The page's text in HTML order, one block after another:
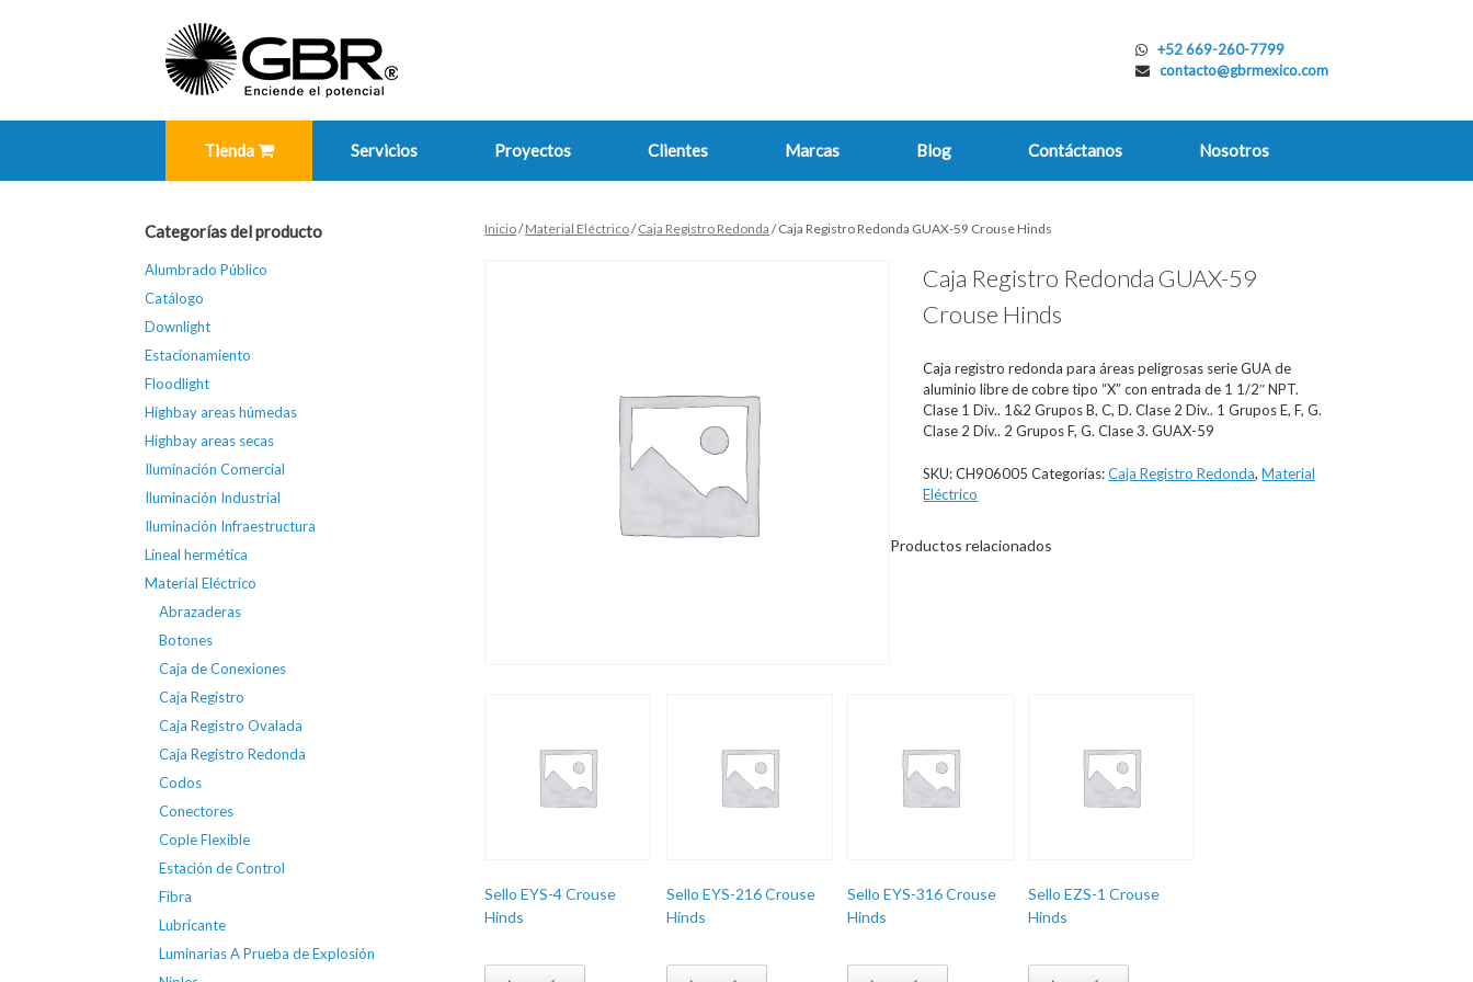
+52 669-260-7799
contacto@gbrmexico.com
Tienda Servicios Proyectos Clientes Marcas Blog Contáctanos Nosotros
Inicio/Material Eléctrico/Caja Registro Redonda / Caja Registro Redonda GUAX-59 Crouse Hinds
Caja Registro Redonda GUAX-59
Crouse Hinds
Caja registro redonda para áreas peligrosas serie GUA de
aluminio libre de cobre tipo “X” con entrada de 1 1/2″ NPT.
Clase 1 Div.. 1&2 Grupos B, C, D. Clase 2 Div.. 1 Grupos E, F, G.
Clase 2 Div.. 2 Grupos F, G. Clase 3. GUAX-59
SKU:CH906005 Categorías:Caja Registro Redonda,Material
Eléctrico
Productos relacionados
Sello EYS-4 Crouse
Hinds
Sello EYS-216 Crouse
Hinds
Sello EYS-316 Crouse
Hinds
Sello EZS-1 Crouse
Hinds
Categorías del producto
Alumbrado Público
Catálogo
Downlight
Estacionamiento
Floodlight
Highbay areas húmedas
Highbay areas secas
Iluminación Comercial
Iluminación Industrial
Iluminación Infraestructura
Lineal hermética
Material Eléctrico
Abrazaderas
Botones
Caja de Conexiones
Caja Registro
Caja Registro Ovalada
Caja Registro Redonda
Codos
Conectores
Cople Flexible
Estación de Control
Fibra
Lubricante
Luminarias A Prueba de Explosión